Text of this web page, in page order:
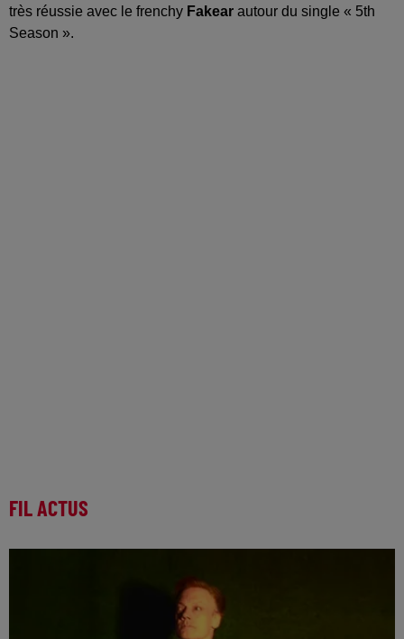
très réussie avec le frenchy Fakear autour du single « 5th
Season ».
FIL ACTUS